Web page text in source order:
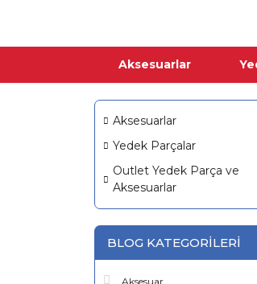
Aksesuarlar
Aksesuarlar
Yedek Parçalar
Outlet Yedek Parça ve
Aksesuarlar
BLOG KATEGORILERI
Aksesuar